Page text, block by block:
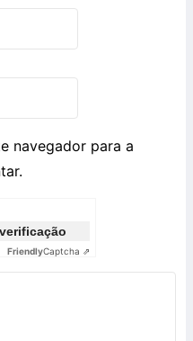
navegador para a
FriendlyCaptcha ⇗